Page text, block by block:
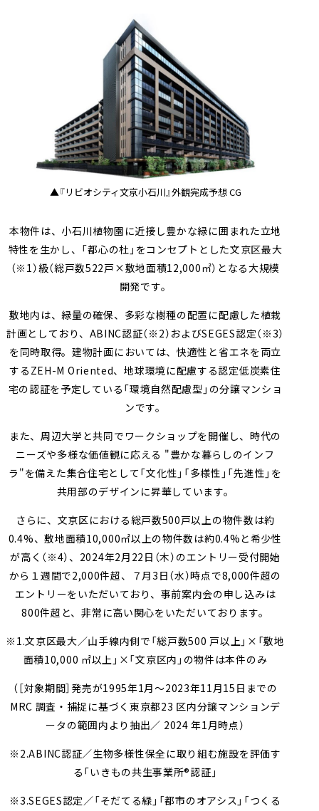
▲『リビオシティ文京小石川』外観完成予想 CG
本物件は、小石川植物園に近接し豊かな緑に囲まれた立地
特性を生かし、「都心の杜」をコンセプトとした文京区最大
（※1） 級（総戸数522戸×敷地面積12,000㎡）となる大規模
開発です。
敷地内は、緑量の確保、多彩な樹種の配置に配慮した植栽
計画としており、ABINC認証（※2） およびSEGES認定 （※3）
を同時取得。建物計画においては、快適性と省エネを両立
するZEH-M Oriented、地球環境に配慮する認定低炭素住
宅の認証を予定している「環境自然配慮型」の分譲マンショ
ンです。
また、周辺大学と共同でワークショップを開催し、時代の
ニーズや多様な価値観に応える "豊かな暮らしのインフ
ラ"を備えた集合住宅として「文化性」「多様性」「先進性」を
共用部のデザインに昇華しています。
さらに、文京区における総戸数500戸以上の物件数は約
0.4%、敷地面積10,000㎡以上の物件数は約0.4%と希少性
が高く （※4） 、2024年2月22日（木）のエントリー受付開始
から１週間で2,000件超、７月3日（水）時点で8,000件超の
エントリーをいただいており、事前案内会の申し込みは
800件超と、非常に高い関心をいただいております。
※1.文京区最大／山手線内側で「総戸数500 戸以上」×「敷地
面積10,000 ㎡以上」×「文京区内」の物件は本件のみ
（［対象期間］発売が1995年1月～2023年11月15日までの
MRC 調査・捕捉に基づく東京都23 区内分譲マンションデ
ータの範囲内より抽出／ 2024 年1月時点）
※2.ABINC認証／生物多様性保全に取り組む施設を評価す
る「いきもの共生事業所®認証」
※3.SEGES認定／「そだてる緑」「都市のオアシス」「つくる